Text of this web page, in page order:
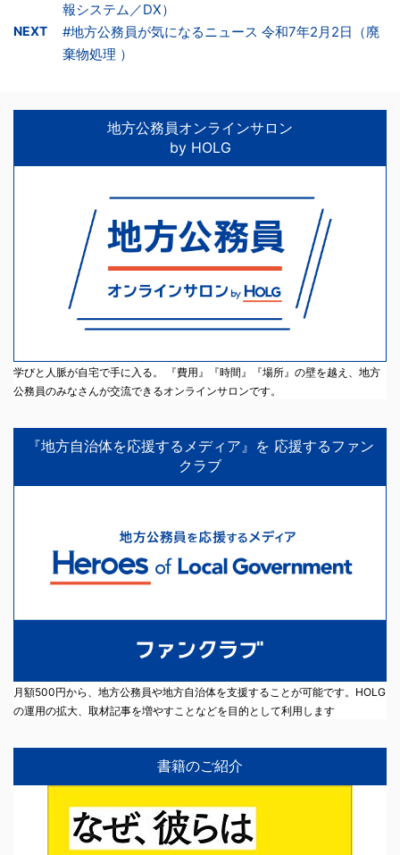
報システム／DX）
NEXT
#地方公務員が気になるニュース 令和7年2月2日（廃
棄物処理 ）
地方公務員オンラインサロン
by HOLG
学びと人脈が自宅で手に入る。 『費用』『時間』『場所』の壁を越え、地方
公務員のみなさんが交流できるオンラインサロンです。
『地方自治体を応援するメディア』を 応援するファン
クラブ
月額500円から、地方公務員や地方自治体を支援することが可能です。HOLG
の運用の拡大、取材記事を増やすことなどを目的として利用します
書籍のご紹介